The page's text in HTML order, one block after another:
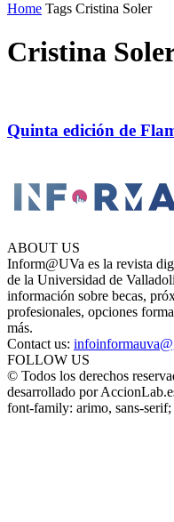
Home Tags Cristina Soler
Cristina
Quinta edición de
ABOUT US
Inform@UVa es la revista
de la Universidad de
información sobre becas,
profesionales, opciones
más.
Contact us:
FOLLOW US
© Todos los derechos
desarrollado por
font-family: arimo, sans-